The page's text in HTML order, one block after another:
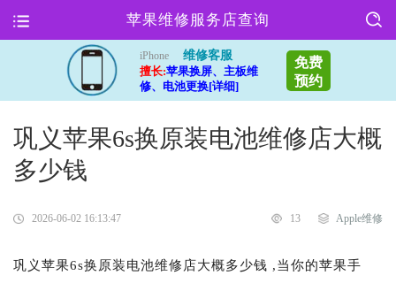
苹果维修服务店查询
iPhone
维修客服
擅长:苹果换屏、主板维
修、电池更换[详细]
免费
预约
巩义苹果6s换原装电池维修店大概
多少钱
2026-06-02 16:13:47 13 Apple维修
巩义苹果6s换原装电池维修店大概多少钱 ,当你的苹果手